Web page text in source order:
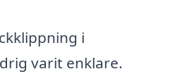
i
varit enklare.